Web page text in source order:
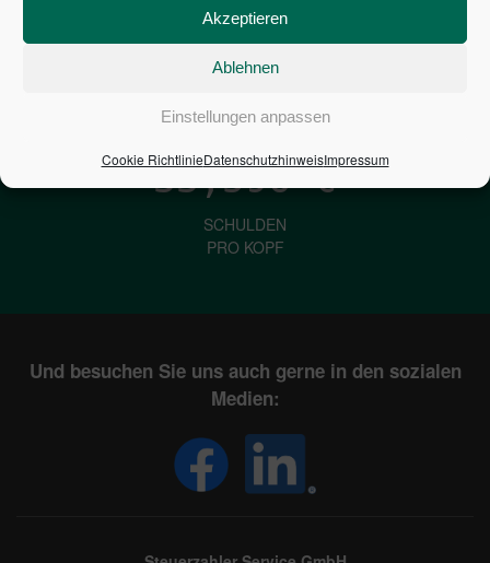
Akzeptieren
Ablehnen
Einstellungen anpassen
Cookie RichtlinieDatenschutzhinweisImpressum
2,804,218,168,643
STAATSVERSCHULDUNG
33,596€
SCHULDEN
PRO KOPF
Und besuchen Sie uns auch gerne in den sozialen
Medien: